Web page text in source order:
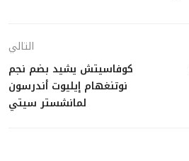
التالي
كوفاسيتش يشيد بضم نجم
نوتنغهام إيليوت أندرسون
لمانشستر سيتي